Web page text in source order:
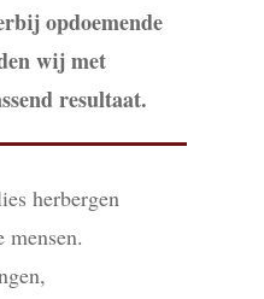
opdoemende
wij met
resultaat.
herbergen